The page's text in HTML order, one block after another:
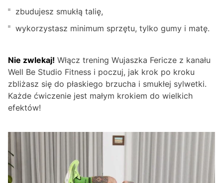
zbudujesz smukłą talię,
wykorzystasz minimum sprzętu, tylko gumy i matę.
Nie zwlekaj! Włącz trening Wujaszka Fericze z kanału
Well Be Studio Fitness i poczuj, jak krok po kroku
zbliżasz się do płaskiego brzucha i smukłej sylwetki.
Każde ćwiczenie jest małym krokiem do wielkich
efektów!